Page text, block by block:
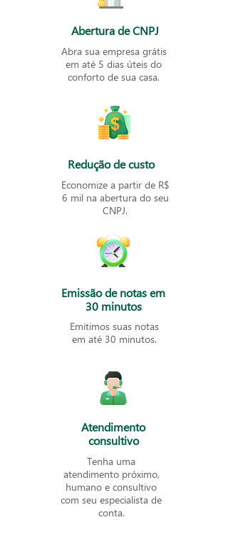
Abertura de CNPJ
Abra sua empresa grátis
em até 5 dias úteis do
conforto de sua casa.
Redução de custo
Economize a partir de R$
6 mil na abertura do seu
CNPJ.
Emissão de notas em
30 minutos
Emitimos suas notas
em até 30 minutos.
Atendimento
consultivo
Tenha uma
atendimento próximo,
humano e consultivo
com seu especialista de
conta.